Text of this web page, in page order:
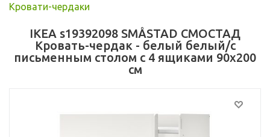
Кровати-чердаки
IKEA s19392098 SMÅSTAD СМОСТАД
Кровать-чердак - белый белый/с
письменным столом с 4 ящиками 90x200
см